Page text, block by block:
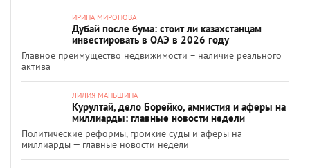
ИРИНА МИРОНОВА
Дубай после бума: стоит ли казахстанцам
инвестировать в ОАЭ в 2026 году
Главное преимущество недвижимости – наличие реального
актива
ЛИЛИЯ МАНЬШИНА
Курултай, дело Борейко, амнистия и аферы на
миллиарды: главные новости недели
Политические реформы, громкие суды и аферы на
миллиарды — главные новости недели